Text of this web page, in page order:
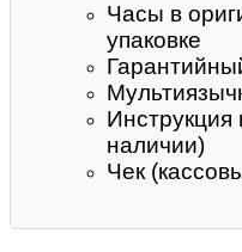
Часы в
упаковке
Инструкция
наличии)
Чек